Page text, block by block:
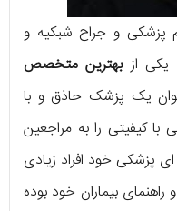
و جراح شبکیه و
یکی ازبهترین متخصص
یک پزشک حاذق و با
با کیفیتی را به مراجعین
پزشکی خود افراد زیادی
راهنمای بیماران خود بوده